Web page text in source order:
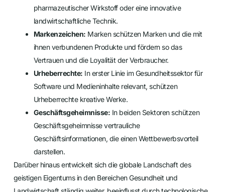
pharmazeutischer Wirkstoff oder eine innovative
landwirtschaftliche Technik.
Markenzeichen: Marken schützen Marken und die mit
ihnen verbundenen Produkte und fördern so das
Vertrauen und die Loyalität der Verbraucher.
Urheberrechte: In erster Linie im Gesundheitssektor für
Software und Medieninhalte relevant, schützen
Urheberrechte kreative Werke.
Geschäftsgeheimnisse: In beiden Sektoren schützen
Geschäftsgeheimnisse vertrauliche
Geschäftsinformationen, die einen Wettbewerbsvorteil
darstellen.
Darüber hinaus entwickelt sich die globale Landschaft des
geistigen Eigentums in den Bereichen Gesundheit und